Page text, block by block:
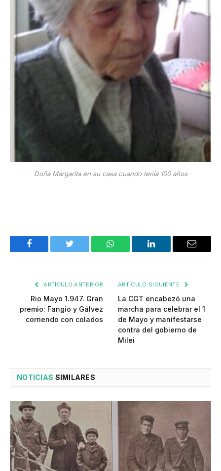
Doña Margarita en su casa cuando tenía 100 años
Facebook Twitter WhatsApp LinkedIn Email
ARTÍCULO ANTERIOR
Rio Mayo 1.947. Gran
premio: Fangio y Gálvez
corriendo con colados
ARTÍCULO SIGUIENTE
La CGT encabezó una
marcha para celebrar el 1
de Mayo y manifestarse
contra del gobierno de
Milei
NOTICIAS SIMILARES